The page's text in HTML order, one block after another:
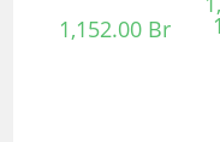
1,152.00 Br